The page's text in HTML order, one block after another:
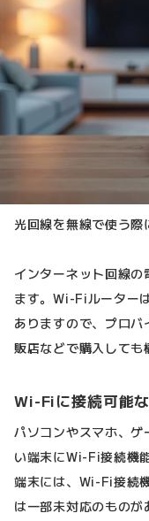
光回線を無線で使う際
インターネット回線
ます。Wi-Fiルーター
ありますので、プロ
販店などで購入しても
Wi-Fiに接続可能
パソコンやスマホ、
い端末にWi-Fi接続機
端末には、Wi-Fi接続
は一部未対応のものが